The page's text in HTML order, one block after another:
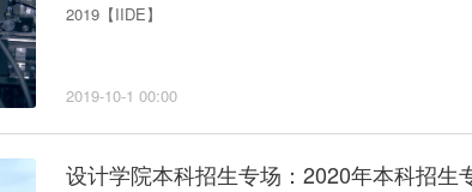
2019【IIDE】
2019-10-1 00:00
设计学院本科招生专场：2020年本科招生